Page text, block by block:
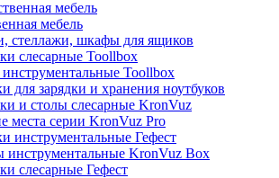
мебель
стеллажи, шкафы для ящиков
слесарные Toollbox
Toollbox
для зарядки и хранения ноутбуков
и столы слесарные KronVuz
места серии KronVuz Pro
инструментальные Гефест
KronVuz Box
слесарные Гефест